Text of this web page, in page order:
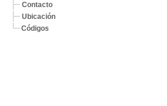
Contacto
Ubicación
Códigos